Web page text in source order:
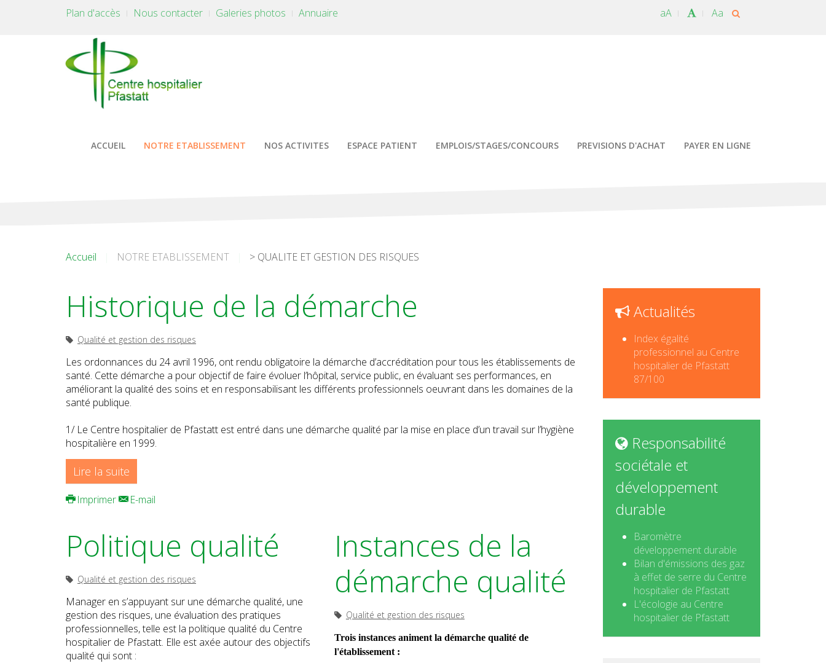
Plan d'accès Nous contacter Galeries photos Annuaire aA Aa
ACCUEIL NOTRE ETABLISSEMENT NOS ACTIVITES ESPACE PATIENT EMPLOIS/STAGES/CONCOURS PREVISIONS D'ACHAT PAYER EN LIGNE
Accueil NOTRE ETABLISSEMENT > QUALITE ET GESTION DES RISQUES
Historique de la démarche
Qualité et gestion des risques
Les ordonnances du 24 avril 1996, ont rendu obligatoire la démarche d’accréditation pour tous les établissements de
santé. Cette démarche a pour objectif de faire évoluer l’hôpital, service public, en évaluant ses performances, en
améliorant la qualité des soins et en responsabilisant les différents professionnels oeuvrant dans les domaines de la
santé publique.
1/ Le Centre hospitalier de Pfastatt est entré dans une démarche qualité par la mise en place d’un travail sur l’hygiène
hospitalière en 1999.
Lire la suite
Imprimer E-mail
Politique qualité
Qualité et gestion des risques
Manager en s’appuyant sur une démarche qualité, une
gestion des risques, une évaluation des pratiques
professionnelles, telle est la politique qualité du Centre
hospitalier de Pfastatt. Elle est axée autour des objectifs
qualité qui sont :
Instances de la
démarche qualité
Qualité et gestion des risques
Trois instances animent la démarche qualité de
l'établissement :
Actualités
Index égalité
professionnel au Centre
hospitalier de Pfastatt
87/100
Responsabilité
sociétale et
développement
durable
Baromètre
développement durable
Bilan d'émissions des gaz
à effet de serre du Centre
hospitalier de Pfastatt
L'écologie au Centre
hospitalier de Pfastatt